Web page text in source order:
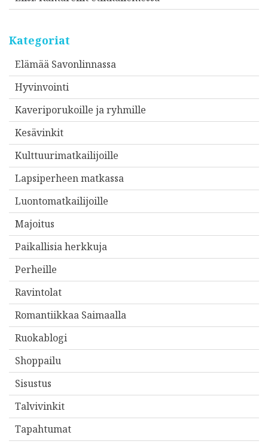
Kategoriat
Elämää Savonlinnassa
Hyvinvointi
Kaveriporukoille ja ryhmille
Kesävinkit
Kulttuurimatkailijoille
Lapsiperheen matkassa
Luontomatkailijoille
Majoitus
Paikallisia herkkuja
Perheille
Ravintolat
Romantiikkaa Saimaalla
Ruokablogi
Shoppailu
Sisustus
Talvivinkit
Tapahtumat